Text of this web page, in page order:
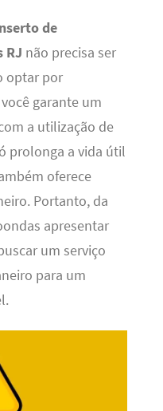
de
RJ não precisa ser
optar por
garante um
a utilização de
prolonga a vida útil
oferece
Portanto, da
apresentar
um serviço
para um